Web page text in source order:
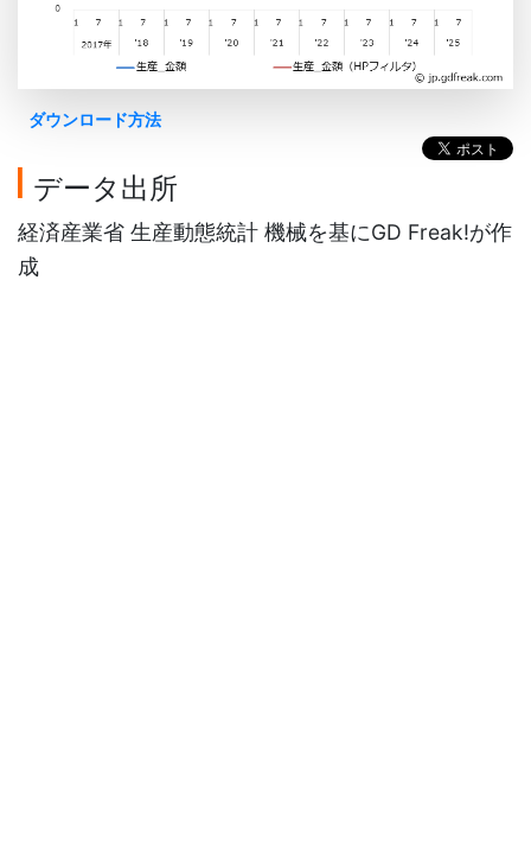
ダウンロード方法
データ出所
経済産業省 生産動態統計 機械を基にGD Freak!が作
成